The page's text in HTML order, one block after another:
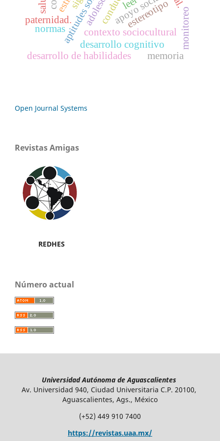
estereotipo
contexto sociocultural
paternidad. monitoreo
apoyo social
desarrollo cognitivo
desarrollo de habilidades
normas
memoria
Open Journal Systems
Revistas Amigas
REDHES
Número actual
Universidad Autónoma de Aguascalientes
Av. Universidad 940, Ciudad Universitaria C.P. 20100,
Aguascalientes, Ags., México
(+52) 449 910 7400
https://revistas.uaa.mx/